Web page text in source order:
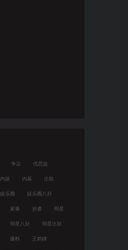
争议 优思益
内娱 内幕 出轨
娱乐圈 娱乐圈八卦
家暴 抄袭 明星
明星八卦 明星出轨
爆料 王鹤棣